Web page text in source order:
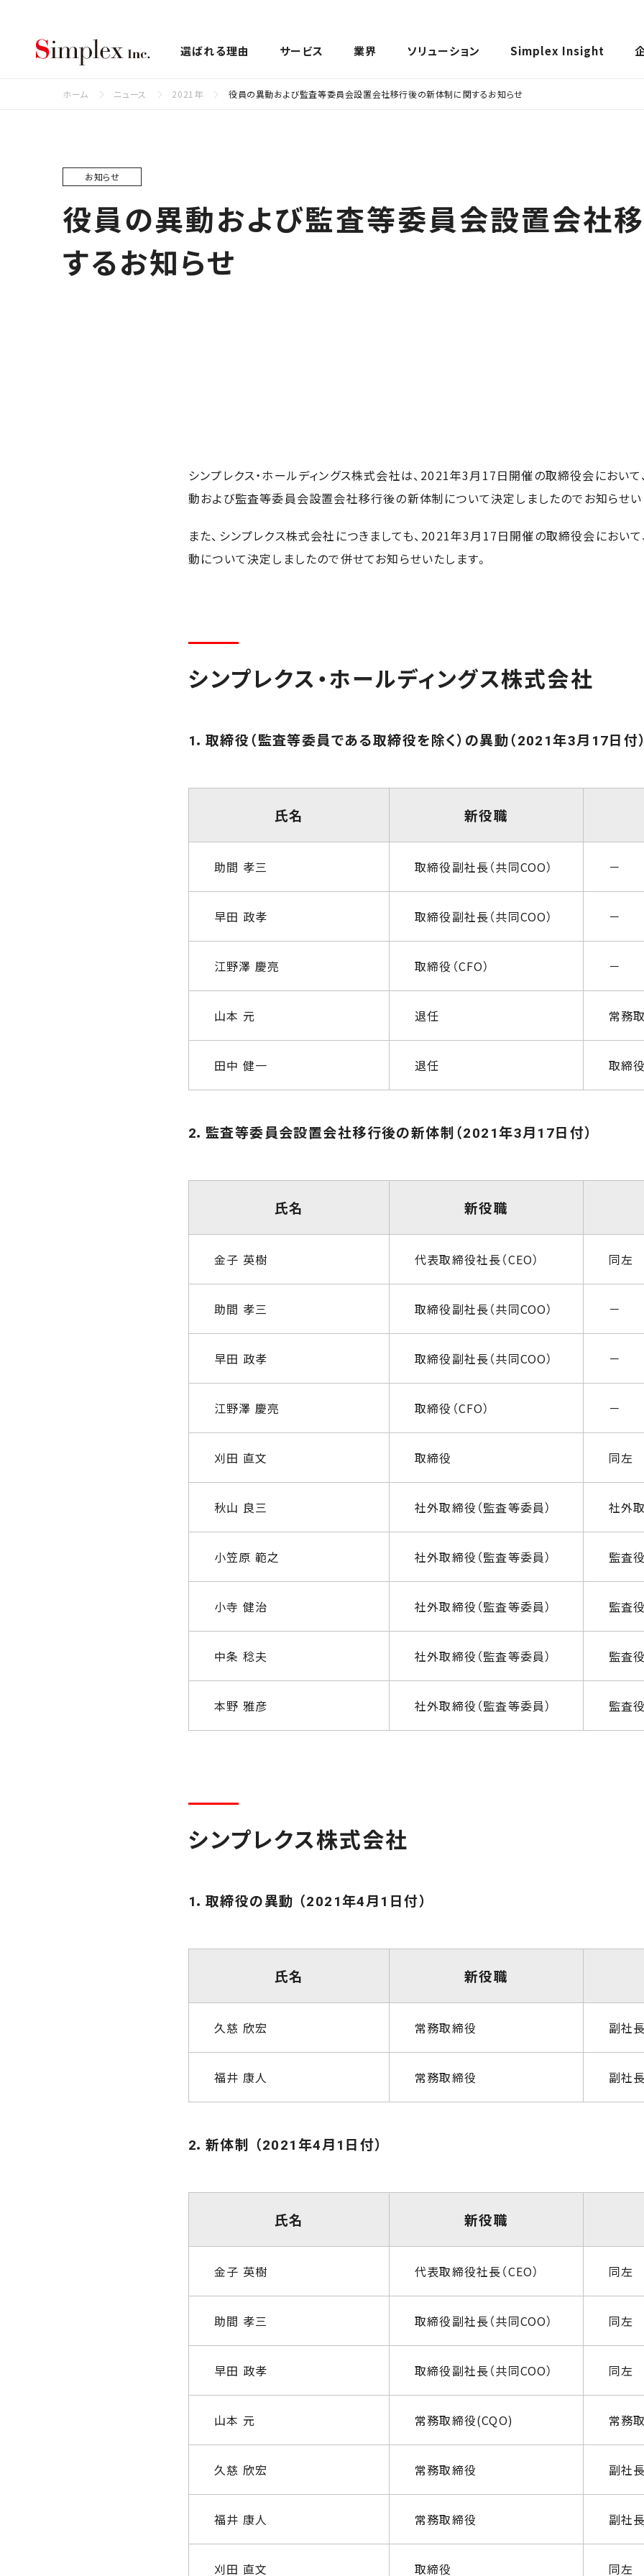
シンプレクス株式会社
選ばれる理由 サービス 業界 ソリューション Simplex Insight
ホーム ニュース 2021年 役員の異動および監査等委員会設置会社移行後の新体制に関するお知らせ
お知らせ
役員の異動および監査等委員会設置会社
するお知らせ
シンプレクス・ホールディングス株式会社は、2021年3月17日開催の取締役会において
動および監査等委員会設置会社移行後の新体制について決定しましたのでお知らせい
また、シンプレクス株式会社につきましても、2021年3月17日開催の取締役会において
動について決定しましたので併せてお知らせいたします。
シンプレクス・ホールディングス株式会社
1．取締役（監査等委員である取締役を除く）の異動（2021年3月17日付
氏名 新役職
助間 孝三 取締役副社長（共同COO） －
早田 政孝 取締役副社長（共同COO） －
江野澤 慶亮 取締役（CFO） －
山本 元 退任 常務
田中 健一 退任 取締
2．監査等委員会設置会社移行後の新体制（2021年3月17日付）
氏名 新役職
金子 英樹 代表取締役社長（CEO） 同左
助間 孝三 取締役副社長（共同COO） －
早田 政孝 取締役副社長（共同COO） －
江野澤 慶亮 取締役（CFO） －
刈田 直文 取締役 同左
秋山 良三 社外取締役（監査等委員） 社外
小笠原 範之 社外取締役（監査等委員） 監査
小寺 健治 社外取締役（監査等委員） 監査
中条 稔夫 社外取締役（監査等委員） 監査
本野 雅彦 社外取締役（監査等委員） 監査
シンプレクス株式会社
1．取締役の異動 （2021年4月1日付）
氏名 新役職
久慈 欣宏 常務取締役 副社
福井 康人 常務取締役 副社
2．新体制 （2021年4月1日付）
氏名 新役職
金子 英樹 代表取締役社長（CEO） 同左
助間 孝三 取締役副社長（共同COO） 同左
早田 政孝 取締役副社長（共同COO） 同左
山本 元 常務取締役(CQO) 常務
久慈 欣宏 常務取締役 副社
福井 康人 常務取締役 副社
刈田 直文 取締役 同左